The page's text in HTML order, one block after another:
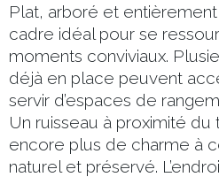
Plat, arboré et
cadre idéal pour se
moments conviviaux.
déjà en place peuvent
servir d’espaces de
Un ruisseau à proximité du
encore plus de charme à
naturel et préservé.